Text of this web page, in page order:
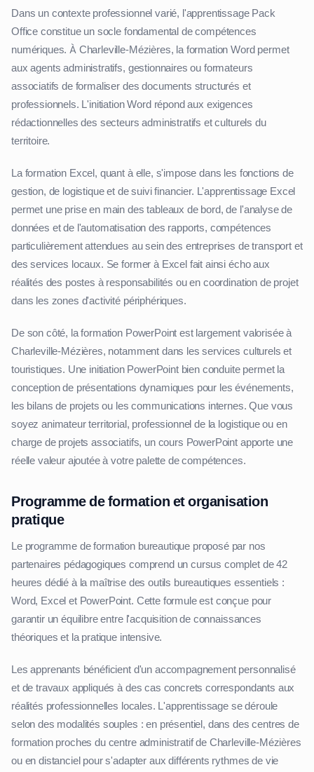
Dans un contexte professionnel varié, l'apprentissage Pack
Office constitue un socle fondamental de compétences
numériques. À Charleville-Mézières, la formation Word permet
aux agents administratifs, gestionnaires ou formateurs
associatifs de formaliser des documents structurés et
professionnels. L'initiation Word répond aux exigences
rédactionnelles des secteurs administratifs et culturels du
territoire.
La formation Excel, quant à elle, s'impose dans les fonctions de
gestion, de logistique et de suivi financier. L'apprentissage Excel
permet une prise en main des tableaux de bord, de l'analyse de
données et de l'automatisation des rapports, compétences
particulièrement attendues au sein des entreprises de transport et
des services locaux. Se former à Excel fait ainsi écho aux
réalités des postes à responsabilités ou en coordination de projet
dans les zones d'activité périphériques.
De son côté, la formation PowerPoint est largement valorisée à
Charleville-Mézières, notamment dans les services culturels et
touristiques. Une initiation PowerPoint bien conduite permet la
conception de présentations dynamiques pour les événements,
les bilans de projets ou les communications internes. Que vous
soyez animateur territorial, professionnel de la logistique ou en
charge de projets associatifs, un cours PowerPoint apporte une
réelle valeur ajoutée à votre palette de compétences.
Programme de formation et organisation
pratique
Le programme de formation bureautique proposé par nos
partenaires pédagogiques comprend un cursus complet de 42
heures dédié à la maîtrise des outils bureautiques essentiels :
Word, Excel et PowerPoint. Cette formule est conçue pour
garantir un équilibre entre l'acquisition de connaissances
théoriques et la pratique intensive.
Les apprenants bénéficient d'un accompagnement personnalisé
et de travaux appliqués à des cas concrets correspondants aux
réalités professionnelles locales. L'apprentissage se déroule
selon des modalités souples : en présentiel, dans des centres de
formation proches du centre administratif de Charleville-Mézières
ou en distanciel pour s'adapter aux différents rythmes de vie